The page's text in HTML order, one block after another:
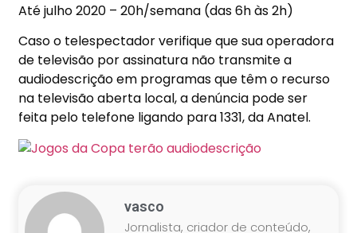
Até julho 2020 – 20h/semana (das 6h às 2h)
Caso o telespectador verifique que sua operadora
de televisão por assinatura não transmite a
audiodescrição em programas que têm o recurso
na televisão aberta local, a denúncia pode ser
feita pelo telefone ligando para 1331, da Anatel.
vasco
Jornalista, criador de conteúdo,